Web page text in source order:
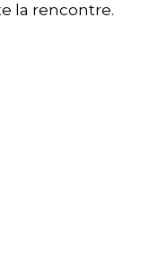
la rencontre.